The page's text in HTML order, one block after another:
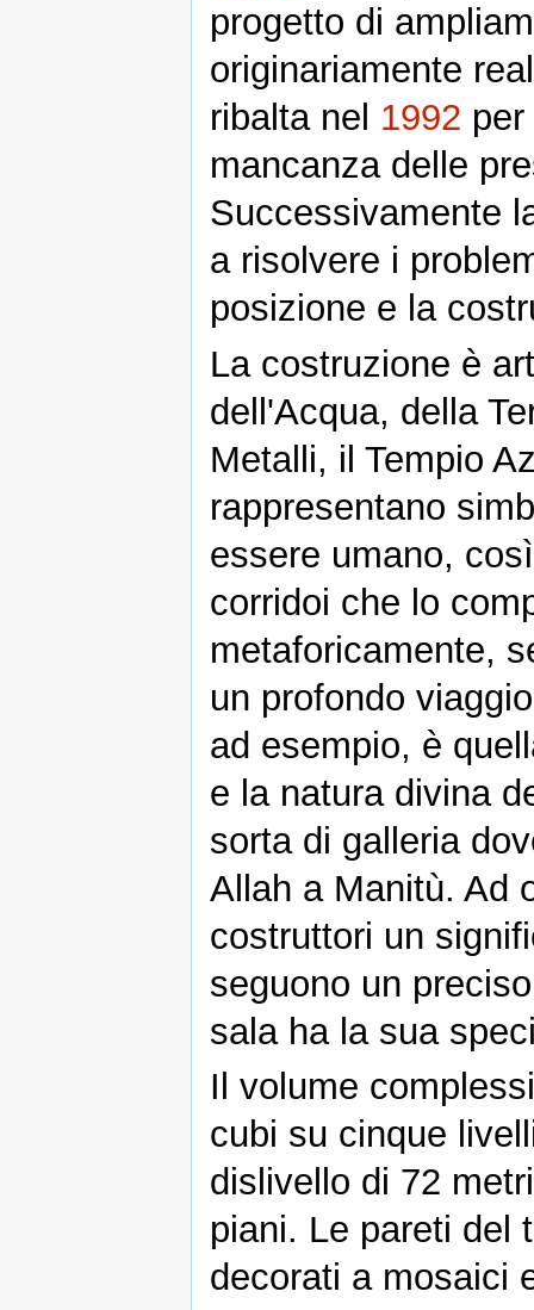
progetto di
originariamente
ribalta nel 1992
mancanza delle
Successivamente
a risolvere i
posizione e la
La costruzione è
dell'Acqua, della
Metalli, il Tempio
rappresentano
essere umano,
corridoi che lo
metaforicamente,
un profondo
ad esempio, è
e la natura divina
sorta di galleria
Allah a Manitù. Ad
costruttori un
seguono un
sala ha la sua
Il volume
cubi su cinque
dislivello di 72
piani. Le pareti del
decorati a mosaici